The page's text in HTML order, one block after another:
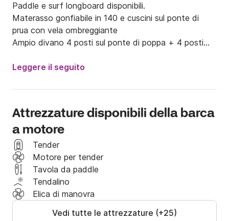
Paddle e surf longboard disponibili.
Materasso gonfiabile in 140 e cuscini sul ponte di
prua con vela ombreggiante
Ampio divano 4 posti sul ponte di poppa + 4 posti
Cucina a gas, forno e microonde
Impianto audio interno ed esterno.
autonomo Eberpasher
Prezzo comprensivo di carburante per 2 ore di
navigazione, servizio del comandante.
Rifornimento (pasti) e alcol a tue spese.
Posso occuparmi della spesa se necessario, secondo
i vostri desideri.
Piatti del sud, aperitivo a cena, ostriche, ecc.
Leggere il seguito
Attrezzature disponibili della barca
a motore
Tender
Motore per tender
Tavola da paddle
Tendalino
Elica di manovra
Vedi tutte le attrezzature (+25)